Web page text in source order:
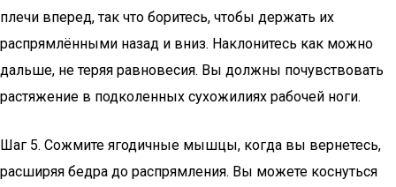
плечи вперед, так что боритесь, чтобы держать их
распрямлёнными назад и вниз. Наклонитесь как можно
дальше, не теряя равновесия. Вы должны почувствовать
растяжение в подколенных сухожилиях рабочей ноги.
Шаг 5. Сожмите ягодичные мышцы, когда вы вернетесь,
расширяя бедра до распрямления. Вы можете коснуться